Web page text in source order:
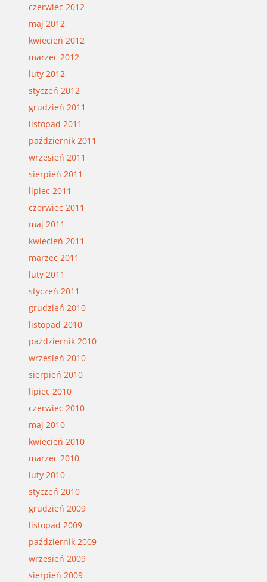
czerwiec 2012
maj 2012
kwiecień 2012
marzec 2012
luty 2012
styczeń 2012
grudzień 2011
listopad 2011
październik 2011
wrzesień 2011
sierpień 2011
lipiec 2011
czerwiec 2011
maj 2011
kwiecień 2011
marzec 2011
luty 2011
styczeń 2011
grudzień 2010
listopad 2010
październik 2010
wrzesień 2010
sierpień 2010
lipiec 2010
czerwiec 2010
maj 2010
kwiecień 2010
marzec 2010
luty 2010
styczeń 2010
grudzień 2009
listopad 2009
październik 2009
wrzesień 2009
sierpień 2009